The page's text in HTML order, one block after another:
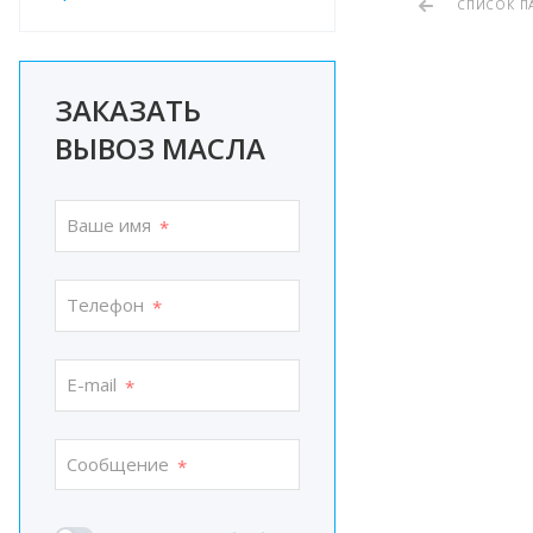
ЗАКАЗАТЬ
ВЫВОЗ МАСЛА
Ваше имя *
Телефон *
E-mail *
Сообщение *
СПИСОК